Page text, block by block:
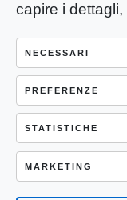
capire i
NECESSARI
PREFERENZE
STATISTICHE
MARKETING
YOU-ng Slow
giornalistica di
Registrazione
Capua Vetere
ISSN 3103-4683
P.IVA:
Sede Legale: